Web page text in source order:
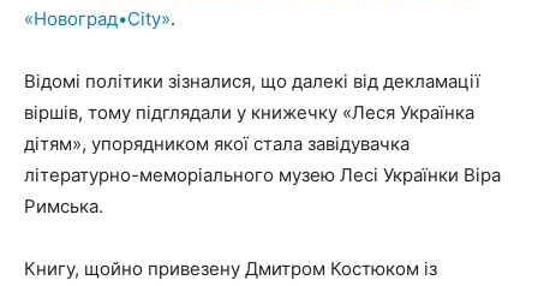
«Новоград•City».
Відомі політики зізналися, що далекі від декламації
віршів, тому підглядали у книжечку «Леся Українка
дітям», упорядником якої стала завідувачка
літературно-меморіального музею Лесі Українки Віра
Римська.
Книгу, щойно привезену Дмитром Костюком із